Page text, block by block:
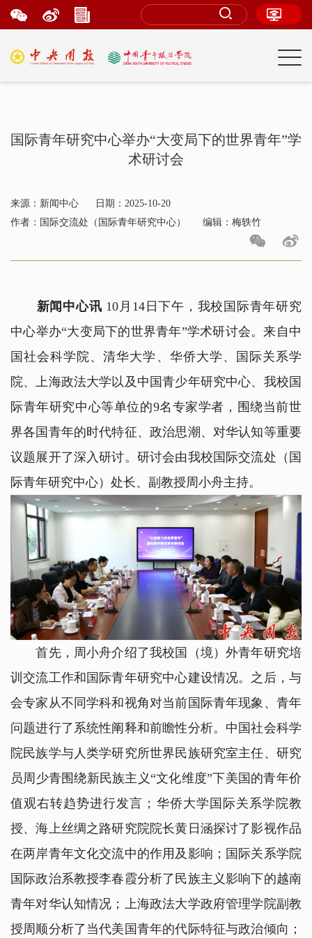
国际青年研究中心举办“大变局下的世界青年”学
术研讨会
来源：新闻中心
日期：2025-10-20
作者：国际交流处（国际青年研究中心）
编辑：梅轶竹
新闻中心讯 10月14日下午，我校国际青年研究
中心举办“大变局下的世界青年”学术研讨会。来自中
国社会科学院、清华大学、华侨大学、国际关系学
院、上海政法大学以及中国青少年研究中心、我校国
际青年研究中心等单位的9名专家学者，围绕当前世
界各国青年的时代特征、政治思潮、对华认知等重要
议题展开了深入研讨。研讨会由我校国际交流处（国
际青年研究中心）处长、副教授周小舟主持。
首先，周小舟介绍了我校国（境）外青年研究培
训交流工作和国际青年研究中心建设情况。之后，与
会专家从不同学科和视角对当前国际青年现象、青年
问题进行了系统性阐释和前瞻性分析。中国社会科学
院民族学与人类学研究所世界民族研究室主任、研究
员周少青围绕新民族主义“文化维度”下美国的青年价
值观右转趋势进行发言；华侨大学国际关系学院教
授、海上丝绸之路研究院院长黄日涵探讨了影视作品
在两岸青年文化交流中的作用及影响；国际关系学院
国际政治系教授李春霞分析了民族主义影响下的越南
青年对华认知情况；上海政法大学政府管理学院副教
授周顺分析了当代美国青年的代际特征与政治倾向；